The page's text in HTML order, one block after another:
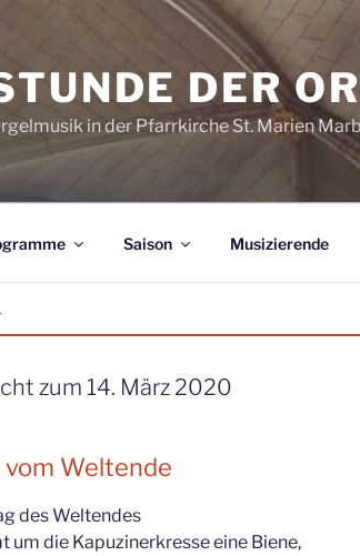
DER
in der Pfarrkirche St. Marien
Saison Musizierende
zum 14. März 2020
vom Weltende
des Weltendes
um die Kapuzinerkresse eine Biene,